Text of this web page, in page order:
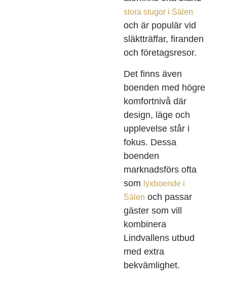
stora stugor i Sälen
och är populär vid
släktträffar, firanden
och företagsresor.
Det finns även
boenden med högre
komfortnivå där
design, läge och
upplevelse står i
fokus. Dessa
boenden
marknadsförs ofta
som lyxboende i
Sälen och passar
gäster som vill
kombinera
Lindvallens utbud
med extra
bekvämlighet.